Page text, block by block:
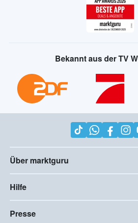
Bekannt aus der TV
Über marktguru
Hilfe
Presse